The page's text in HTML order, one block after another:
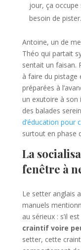
jour, ça
besoin de pister.
Antoine, un de
Théo qui partait
sentait un faisan.
à faire du pistage
préparées à
un exutoire à son
des balades
d’éducation pour
surtout en phase
La
fenêtre à
Le setter anglais
manuels
au sérieux : s’il
craintif voire
setter, cette